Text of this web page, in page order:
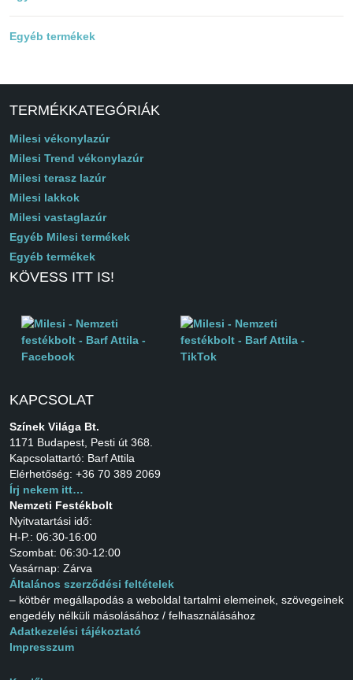
Egyéb termékek
TERMÉKKATEGÓRIÁK
Milesi vékonylazúr
Milesi Trend vékonylazúr
Milesi terasz lazúr
Milesi lakkok
Milesi vastaglazúr
Egyéb Milesi termékek
Egyéb termékek
KÖVESS ITT IS!
KAPCSOLAT
Színek Világa Bt.
1171 Budapest, Pesti út 368.
Kapcsolattartó: Barf Attila
Elérhetőség: +36 70 389 2069
Írj nekem itt…
Nemzeti Festékbolt
Nyitvatartási idő:
H-P.: 06:30-16:00
Szombat: 06:30-12:00
Vasárnap: Zárva
Általános szerződési feltételek
– kötbér megállapodás a weboldal tartalmi elemeinek, szövegeinek
engedély nélküli másolásához / felhasználásához
Adatkezelési tájékoztató
Impresszum